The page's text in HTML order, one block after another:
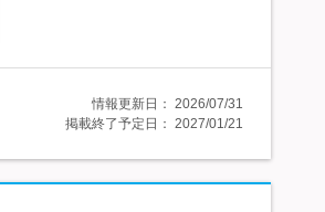
情報更新日： 2026/07/31
掲載終了予定日： 2027/01/21